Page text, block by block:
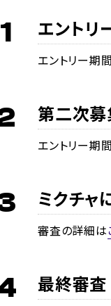
エントリ
エントリー
第二次募
エントリー
ミクチャ
審査の詳細は
最終審査